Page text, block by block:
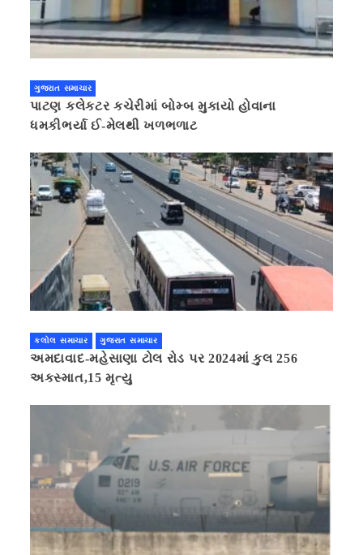
ગુજરાત સમાચાર
પાટણ કલેકટર કચેરીમાં બોમ્બ મુકાયો હોવાના
ધમકીભર્યા ઈ-મેલથી ખળભળાટ
કલોલ સમાચાર ગુજરાત સમાચાર
અમદાવાદ-મહેસાણા ટોલ રોડ પર 2024માં કુલ 256
અકસ્માત,15 મૃત્યુ